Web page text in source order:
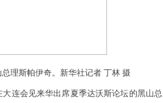
理斯帕伊奇。新华社记者 丁林 摄
连会见来华出席夏季达沃斯论坛的黑山总